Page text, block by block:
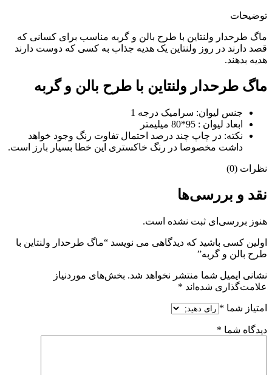
توضیحات
ماگ طرحدار ولنتاین با طرح بالن و گربه مناسب برای کسانی که
قصد دارند در روز ولنتاین یک هدیه جذاب به کسی که دوست دارند
هدیه بدهند.
ماگ طرحدار ولنتاین با طرح بالن و گربه
جنس لیوان: سرامیک درجه 1
ابعاد لیوان : 95*80 میلیمتر
نکته: در چاپ چند درصد احتمال تفاوت رنگ وجود خواهد
داشت مخصوصا در رنگ خاکستری این خطا بسیار بارز است.
نظرات (0)
نقد و بررسی‌ها
هنوز بررسی‌ای ثبت نشده است.
اولین کسی باشید که دیدگاهی می نویسد “ماگ طرحدار ولنتاین با
طرح بالن و گربه”
نشانی ایمیل شما منتشر نخواهد شد. بخش‌های موردنیاز
علامت‌گذاری شده‌اند *
امتیاز شما *
دیدگاه شما *